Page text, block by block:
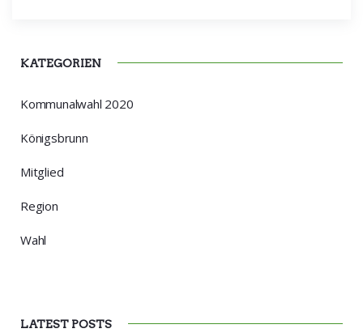
KATEGORIEN
Kommunalwahl 2020
Königsbrunn
Mitglied
Region
Wahl
LATEST POSTS